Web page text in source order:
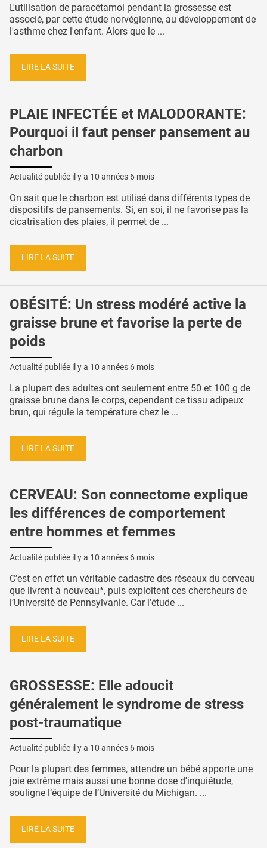
L'utilisation de paracétamol pendant la grossesse est
associé, par cette étude norvégienne, au développement de
l'asthme chez l'enfant. Alors que le ...
LIRE LA SUITE
PLAIE INFECTÉE et MALODORANTE:
Pourquoi il faut penser pansement au
charbon
Actualité publiée il y a 10 années 6 mois
On sait que le charbon est utilisé dans différents types de
dispositifs de pansements. Si, en soi, il ne favorise pas la
cicatrisation des plaies, il permet de ...
LIRE LA SUITE
OBÉSITÉ: Un stress modéré active la
graisse brune et favorise la perte de
poids
Actualité publiée il y a 10 années 6 mois
La plupart des adultes ont seulement entre 50 et 100 g de
graisse brune dans le corps, cependant ce tissu adipeux
brun, qui régule la température chez le ...
LIRE LA SUITE
CERVEAU: Son connectome explique
les différences de comportement
entre hommes et femmes
Actualité publiée il y a 10 années 6 mois
C’est en effet un véritable cadastre des réseaux du cerveau
que livrent à nouveau*, puis exploitent ces chercheurs de
l’Université de Pennsylvanie. Car l’étude ...
LIRE LA SUITE
GROSSESSE: Elle adoucit
généralement le syndrome de stress
post-traumatique
Actualité publiée il y a 10 années 6 mois
Pour la plupart des femmes, attendre un bébé apporte une
joie extrême mais aussi une bonne dose d'inquiétude,
souligne l’équipe de l’Université du Michigan. ...
LIRE LA SUITE